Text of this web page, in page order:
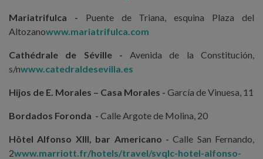
Mariatrifulca - Puente de Triana, esquina Plaza del
Altozanowww.mariatrifulca.com
Cathédrale de Séville - Avenida de la Constitución,
s/nwww.catedraldesevilla.es
Hijos de E. Morales – Casa Morales - García de Vinuesa, 11
Bordados Foronda - Calle Argote de Molina, 20
Hôtel Alfonso XIII, bar Americano -Calle San Fernando,
2www.marriott.fr/hotels/travel/svqlc-hotel-alfonso-